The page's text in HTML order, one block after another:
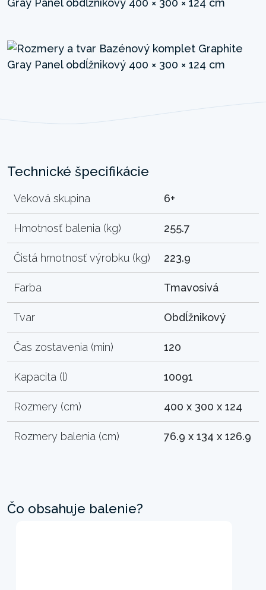
Technické špecifikácie
Veková skupina 6+
Hmotnosť balenia (kg) 255.7
Čistá hmotnosť výrobku (kg) 223.9
Farba Tmavosivá
Tvar Obdĺžnikový
Čas zostavenia (min) 120
Kapacita (l) 10091
Rozmery (cm) 400 x 300 x 124
Rozmery balenia (cm) 76.9 x 134 x 126.9
Čo obsahuje balenie?